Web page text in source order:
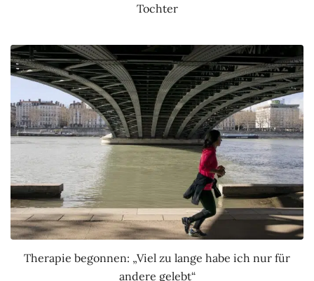
Tochter
Therapie begonnen: „Viel zu lange habe ich nur für
andere gelebt“